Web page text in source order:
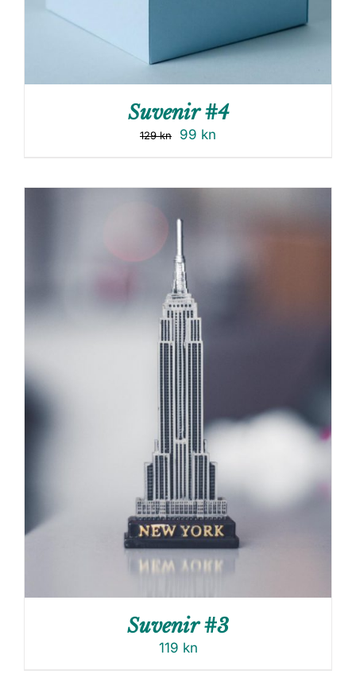
Suvenir #4
129kn 99 kn
Suvenir #3
119 kn